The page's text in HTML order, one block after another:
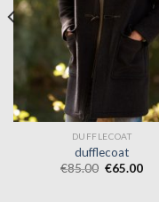
DUFFLECOAT
dufflecoat
€85.00 €65.00